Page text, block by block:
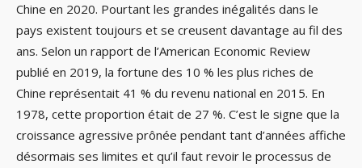
Chine en 2020. Pourtant les grandes inégalités dans le
pays existent toujours et se creusent davantage au fil des
ans. Selon un rapport de l’American Economic Review
publié en 2019, la fortune des 10 % les plus riches de
Chine représentait 41 % du revenu national en 2015. En
1978, cette proportion était de 27 %. C’est le signe que la
croissance agressive prônée pendant tant d’années affiche
désormais ses limites et qu’il faut revoir le processus de